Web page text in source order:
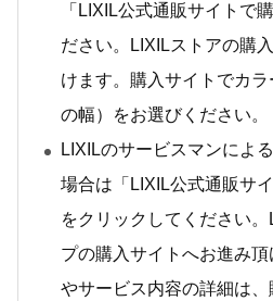
「LIXIL公式通販サイトで
ださい。LIXILストアの購
けます。購入サイトでカ
の幅）をお選びください。
LIXILのサービスマンによ
場合は「LIXIL公式通販サ
をクリックしてください
プの購入サイトへお進み
やサービス内容の詳細は